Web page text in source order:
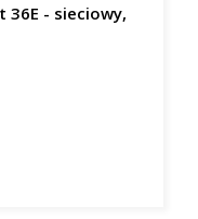
- sieciowy,